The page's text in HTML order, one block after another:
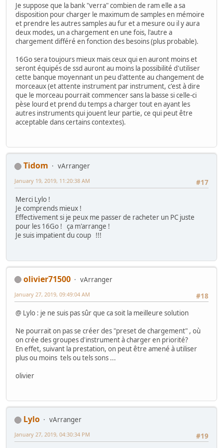
Je suppose que la bank "verra" combien de ram elle a sa
disposition pour charger le maximum de samples en mémoire
et prendre les autres samples au fur et a mesure ou il y aura
deux modes, un a chargement en une fois, l'autre a
chargement différé en fonction des besoins (plus probable).
16Go sera toujours mieux mais ceux qui en auront moins et
seront équipés de ssd auront au moins la possibilité d'utiliser
cette banque moyennant un peu d'attente au changement de
morceaux (et attente instrument par instrument, c'est à dire
que le morceau pourrait commencer sans la basse si celle-ci
pèse lourd et prend du temps a charger tout en ayant les
autres instruments qui jouent leur partie, ce qui peut être
acceptable dans certains contextes).
Tidom
vArranger
#17
January 19, 2019, 11:20:38 AM
Merci Lylo !
Je comprends mieux !
Effectivement si je peux me passer de racheter un PC juste
pour les 16Go ! ça m'arrange !
Je suis impatient du coup !!!
olivier71500
vArranger
#18
January 27, 2019, 09:49:04 AM
@ Lylo : je ne suis pas sûr que ca soit la meilleure solution
Ne pourrait on pas se créer des "preset de chargement" , où
on crée des groupes d'instrument à charger en priorité?
En effet, suivant la prestation, on peut être amené à utiliser
plus ou moins tels ou tels sons ...
olivier
Lylo
vArranger
#19
January 27, 2019, 04:30:34 PM